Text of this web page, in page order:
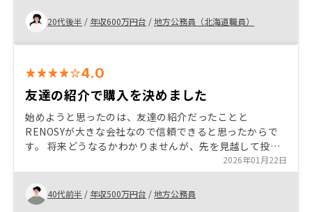
はありますが、これからが楽しみです。 担当者の前に、
少しだけ電話対応した若い男性の態度や言葉遣いが気に
なった。 まだ話を聞きたいだけだったのに、いきなり物
件3件持ってもらいたいなどと言われて困惑した。
20代後半 / 年収600万円台 /地方公務員（北海道職員）
4.0
友達の紹介で購入を決めました
始めようと思ったのは、友達の紹介だったことと
RENOSYが大きな会社なので信頼できると思ったからで
す。 将来どうなるかわかりませんが、先を見越して投資
して資産形成していくのはいいことだと思います。 ロー
ンに付帯している団体信用保険でもしものときは生命保
険のようになるので、生命保険に入らなくてもいいかな
と思いました。
2026年01月22日
40代前半 / 年収500万円台 /地方公務員